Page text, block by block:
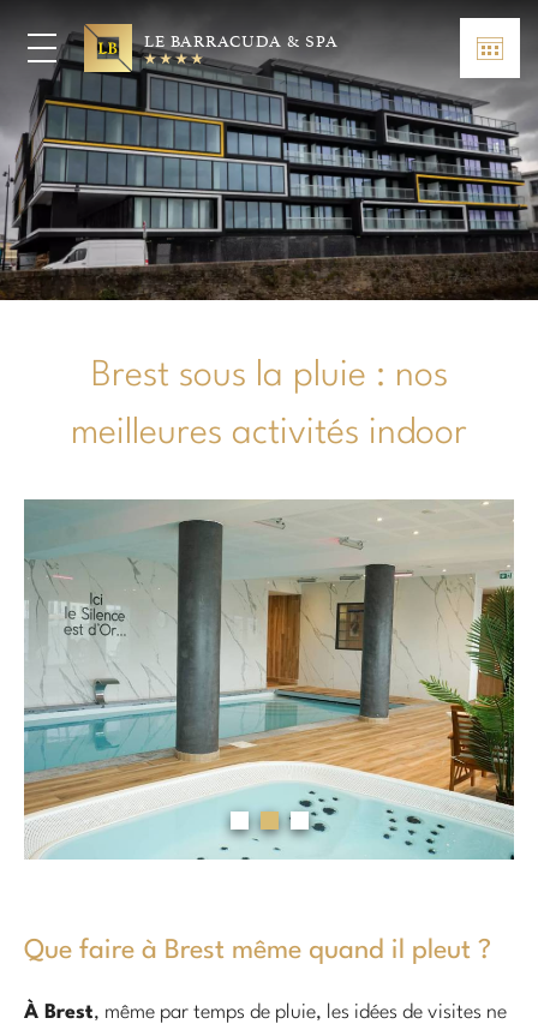
LE BARRACUDA & SPA
Brest sous la pluie : nos
meilleures activités indoor
Que faire à Brest même quand il pleut ?
À Brest, même par temps de pluie, les idées de visites ne